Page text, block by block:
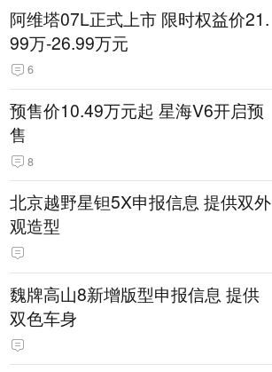
阿维塔07L正式上市 限时权益价21.
99万-26.99万元
6
预售价10.49万元起 星海V6开启预
售
8
北京越野星钽5X申报信息 提供双外
观造型
魏牌高山8新增版型申报信息 提供
双色车身